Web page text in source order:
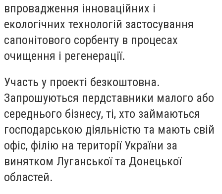
впровадження інноваційних і
екологічних технологій застосування
сапонітового сорбенту в процесах
очищення і регенерації.
Участь у проекті безкоштовна.
Запрошуються пердставники малого або
середнього бізнесу, ті, хто займаються
господарською діяльністю та мають свій
офіс, філію на території України за
винятком Луганської та Донецької
областей.